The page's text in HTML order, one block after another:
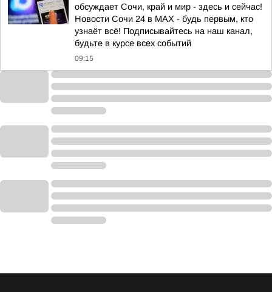
обсуждает Сочи, край и мир - здесь и сейчас!
Новости Сочи 24 в MAX - будь первым, кто
узнаёт всё! Подписывайтесь на наш канал,
будьте в курсе всех событий
09:15